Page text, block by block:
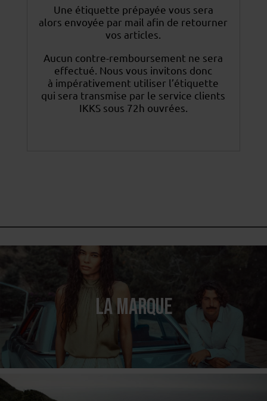
Une étiquette prépayée vous sera
alors envoyée par mail afin de retourner
vos articles.
Aucun contre-remboursement ne sera
effectué. Nous vous invitons donc
à impérativement utiliser l’étiquette
qui sera transmise par le service clients
IKKS sous 72h ouvrées.
LA MARQUE